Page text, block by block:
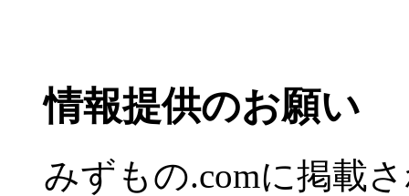
情報提供のお願い
みずもの.comに掲載